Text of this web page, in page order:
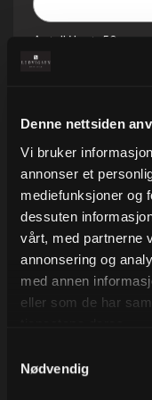
Denne nettsiden
Vi bruker
annonser et
mediefunksjoner og
dessuten
vårt, med partnerne
annonsering og
med annen
eller som de har
Nødvendig
Antall i kart: 50
Beskrivelse
Allround kulepenn
Finnes i flere farger.
Tilbehør